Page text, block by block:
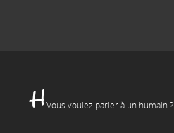
Vous voulez parler à un humain ?